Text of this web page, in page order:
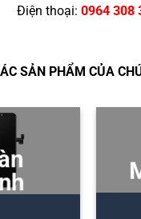
Điện thoại: 0964 308
SẢN PHẨM CỦA